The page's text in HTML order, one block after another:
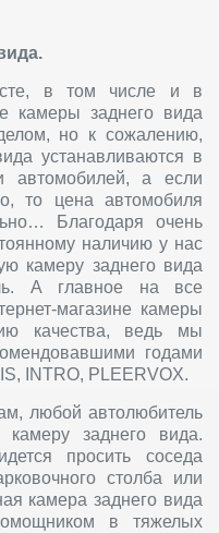
в том числе и в
камеры заднего вида
но к сожалению,
устанавливаются в
автомобилей, а если
то цена автомобиля
Благодаря очень
наличию у нас
камеру заднего вида
А главное на все
магазине камеры
качества, ведь мы
годами
INTRO, PLEERVOX.
любой автолюбитель
заднего вида.
просить соседа
столба или
камера заднего вида
в тяжелых